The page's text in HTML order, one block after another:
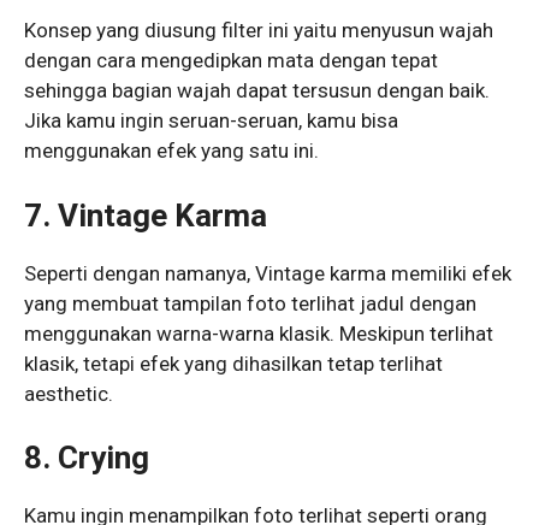
Konsep yang diusung filter ini yaitu menyusun wajah
dengan cara mengedipkan mata dengan tepat
sehingga bagian wajah dapat tersusun dengan baik.
Jika kamu ingin seruan-seruan, kamu bisa
menggunakan efek yang satu ini.
7. Vintage Karma
Seperti dengan namanya, Vintage karma memiliki efek
yang membuat tampilan foto terlihat jadul dengan
menggunakan warna-warna klasik. Meskipun terlihat
klasik, tetapi efek yang dihasilkan tetap terlihat
aesthetic.
8. Crying
Kamu ingin menampilkan foto terlihat seperti orang